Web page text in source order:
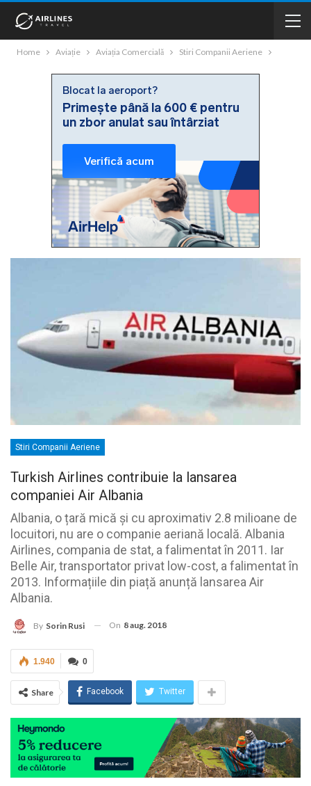
Home Aviație Aviația Comercială Stiri Companii Aeriene
Stiri Companii Aeriene
Turkish Airlines contribuie la lansarea
companiei Air Albania
Albania, o țară mică și cu aproximativ 2.8 milioane de
locuitori, nu are o companie aeriană locală. Albania
Airlines, compania de stat, a falimentat în 2011. Iar
Belle Air, transportator privat low-cost, a falimentat în
2013. Informațiile din piață anunță lansarea Air
Albania.
By Sorin Rusi On 8 aug. 2018
0
1.940
Share Facebook Twitter